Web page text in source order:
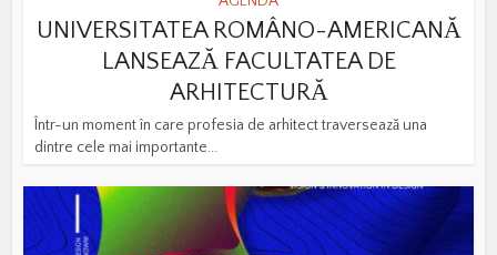
UNIVERSITATEA ROMÂNO-AMERICANĂ
LANSEAZĂ FACULTATEA DE
ARHITECTURĂ
Într-un moment în care profesia de arhitect traversează una
dintre cele mai importante...